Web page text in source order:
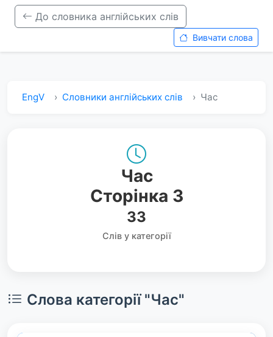
До словника англійських слів
Вивчати слова
EngV Словники англійських слів Час
Час
Сторінка 3
33
Слів у категорії
Слова категорії "Час"